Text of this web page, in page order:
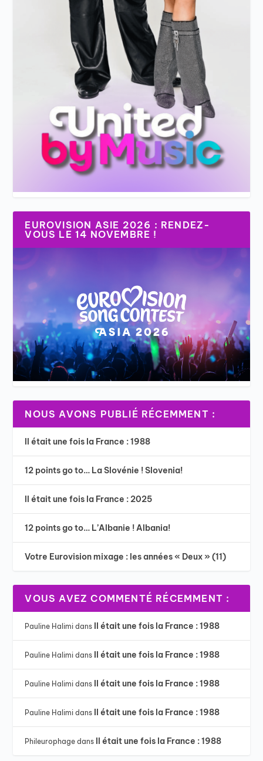
EUROVISION ASIE 2026 : RENDEZ-
VOUS LE 14 NOVEMBRE !
NOUS AVONS PUBLIÉ RÉCEMMENT :
Il était une fois la France : 1988
12 points go to… La Slovénie ! Slovenia!
Il était une fois la France : 2025
12 points go to… L’Albanie ! Albania!
Votre Eurovision mixage : les années « Deux » (11)
VOUS AVEZ COMMENTÉ RÉCEMMENT :
Pauline Halimi dans Il était une fois la France : 1988
Pauline Halimi dans Il était une fois la France : 1988
Pauline Halimi dans Il était une fois la France : 1988
Pauline Halimi dans Il était une fois la France : 1988
Phileurophage dans Il était une fois la France : 1988